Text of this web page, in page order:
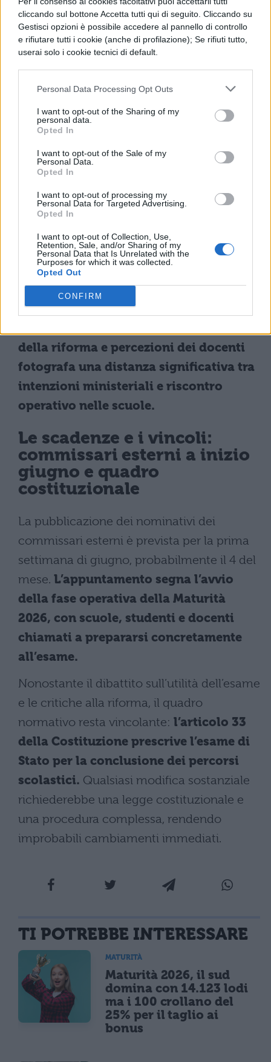
cliccando sul bottone Accetta tutti qui di seguito. Cliccando su
Gestisci opzioni è possibile accedere al pannello di controllo
e rifiutare tutti i cookie (anche di profilazione); Se rifiuti tutto,
userai solo i cookie tecnici di default.
Personal Data Processing Opt Outs
I want to opt-out of the Sharing of my
personal data.
Opted In
I want to opt-out of the Sale of my
Personal Data.
Opted In
I want to opt-out of processing my
Personal Data for Targeted Advertising.
Opted In
I want to opt-out of Collection, Use,
Retention, Sale, and/or Sharing of my
Personal Data that Is Unrelated with the
Purposes for which it was collected.
Opted Out
CONFIRM
convertito in legge il 28 ottobre scorso alla
Camera. LaMaturità 2026 rappresenta la
prima applicazione concreta di queste
Tuttavia, il sondaggio evidenzia come
alcuni aspetti specifici della riforma
vengano accolti con maggiore favore.
eliminazione del documento finale al
colloquiorisulta l’elemento più
svolgere il colloquioe dallariduzione
posto nelle preferenze figura l’istituzione
dellequattro materie da portare al
colloquio, individuate dal ministero già a
gennaio.
della riforma e percezioni dei docenti
fotografa una distanza significativa tra
intenzioni ministeriali e riscontro
operativo nelle scuole.
Le scadenze e i vincoli:
commissari esterni a inizio
giugno e quadro
costituzionale
La pubblicazione dei nominativi dei
commissari esterni è prevista per la prima
settimana di giugno, probabilmente il 4 del
mese. L’appuntamento segna l’avvio
della fase operativa della Maturità
2026, con scuole, studenti e docenti
chiamati a prepararsi concretamente
all’esame.
Nonostante il dibattito sull’utilità dell’esame
e le critiche alla riforma, il quadro
normativo resta vincolante: l’articolo 33
della Costituzione prescrive l’esame di
Stato per la conclusione dei percorsi
scolastici. Qualsiasi modifica sostanziale
richiederebbe una legge costituzionale e
una procedura complessa, rendendo
improbabili cambiamenti immediati.
TI POTREBBE INTERESSARE
MATURITÀ
Maturità 2026, il sud
domina con 14.123 lodi
ma i 100 crollano del
25% per il taglio ai
bonus